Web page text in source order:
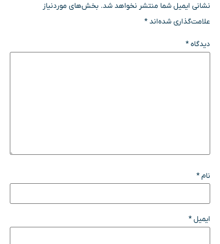
نشانی ایمیل شما منتشر نخواهد شد. بخش‌های موردنیاز
علامت‌گذاری شده‌اند*
دیدگاه*
نام*
ایمیل*